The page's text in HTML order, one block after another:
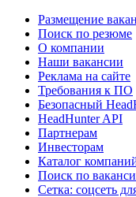
Размещение
Поиск по резюме
О компании
Наши вакансии
Реклама на сайте
Требования к ПО
Безопасный
HeadHunter API
Партнерам
Инвесторам
Каталог
Поиск по
Сетка: соцсеть